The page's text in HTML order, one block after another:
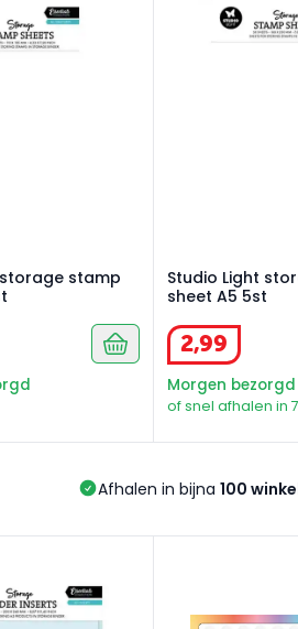
stamp
Studio Light
sheet A5 5st
2,99
Morgen bezorgd
of snel afhalen in
Afhalen in bijna100